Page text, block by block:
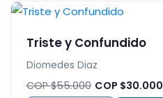
Triste y Confundido
Diomedes Diaz
COP $55.000 COP $30.000